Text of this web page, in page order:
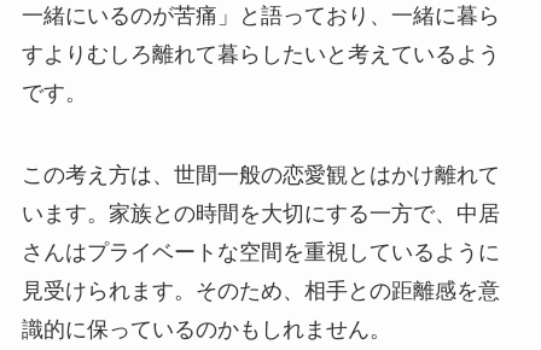
一緒にいるのが苦痛」と語っており、一緒に暮ら
すよりむしろ離れて暮らしたいと考えているよう
です。
この考え方は、世間一般の恋愛観とはかけ離れて
います。家族との時間を大切にする一方で、中居
さんはプライベートな空間を重視しているように
見受けられます。そのため、相手との距離感を意
識的に保っているのかもしれません。